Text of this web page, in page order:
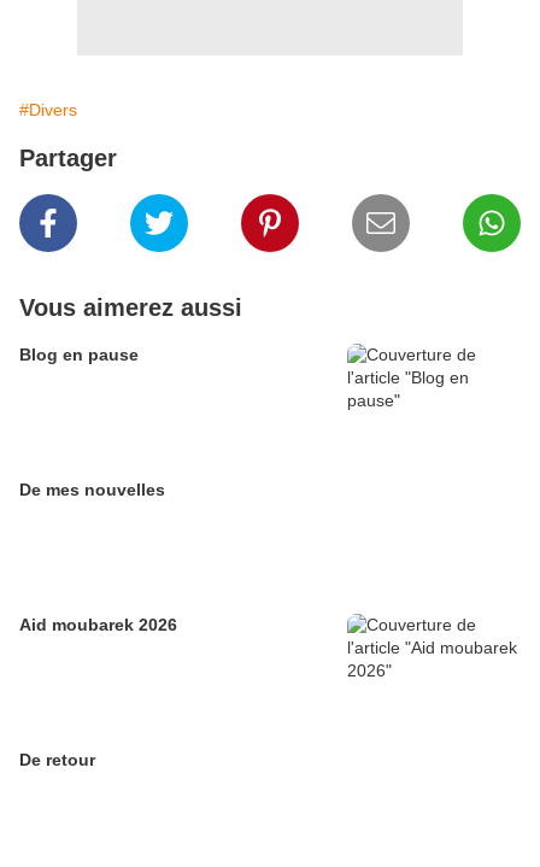
#Divers
Partager
Vous aimerez aussi
Blog en pause
De mes nouvelles
Aid moubarek 2026
De retour